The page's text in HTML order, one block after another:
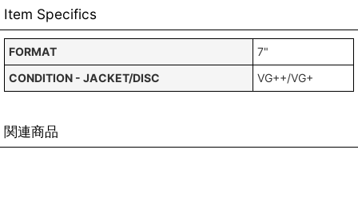
Item Specifics
FORMAT
7"
CONDITION - JACKET/DISC
VG++/VG+
関連商品